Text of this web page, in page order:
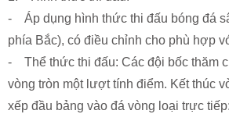
- Áp dụng hình thức thi đấu bóng đá
phía Bắc), có điều chỉnh cho phù hợp
- Thể thức thi đấu: Các đội bốc thăm
vòng tròn một lượt tính điểm. Kết thúc
xếp đầu bảng vào đá vòng loại trực